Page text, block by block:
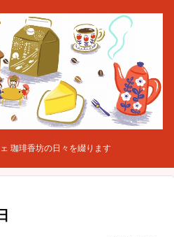
珈琲香坊の日々を綴ります